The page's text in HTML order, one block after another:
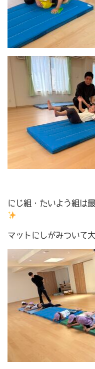
にじ組・たいよう組は
マットにしがみついて